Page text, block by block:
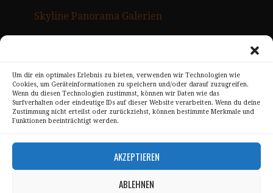
Um dir ein optimales Erlebnis zu bieten, verwenden wir Technologien wie
Cookies, um Geräteinformationen zu speichern und/oder darauf zuzugreifen.
Wenn du diesen Technologien zustimmst, können wir Daten wie das
Surfverhalten oder eindeutige IDs auf dieser Website verarbeiten. Wenn du deine
Zustimmung nicht erteilst oder zurückziehst, können bestimmte Merkmale und
Funktionen beeinträchtigt werden.
AKZEPTIEREN
ABLEHNEN
Skyline Panorama Galerien
Kontakt
Alle Bilder unterliegen dem Urheberrecht von
Sebastian Trandafir
All pictures © 2008 – 2026 by